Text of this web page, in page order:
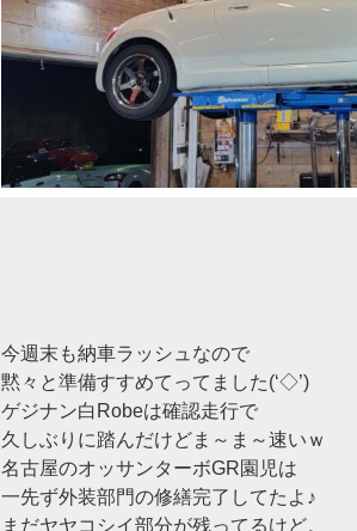
今週末も納車ラッシュなので
黙々と準備すすめてってました(‘◇’)ゞ
ゲジナン白Robeは確認走行で
久しぶりに踏んだけどま～ま～速いｗ
名古屋のオッサンターボGR園児は
一先ず外装部門の修繕完了してたよ♪
まだヤヤコシイ部分が残ってるけど。